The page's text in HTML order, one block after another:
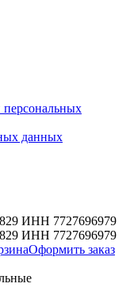
данных
ИНН 7727696979
ИНН 7727696979
Оформить заказ